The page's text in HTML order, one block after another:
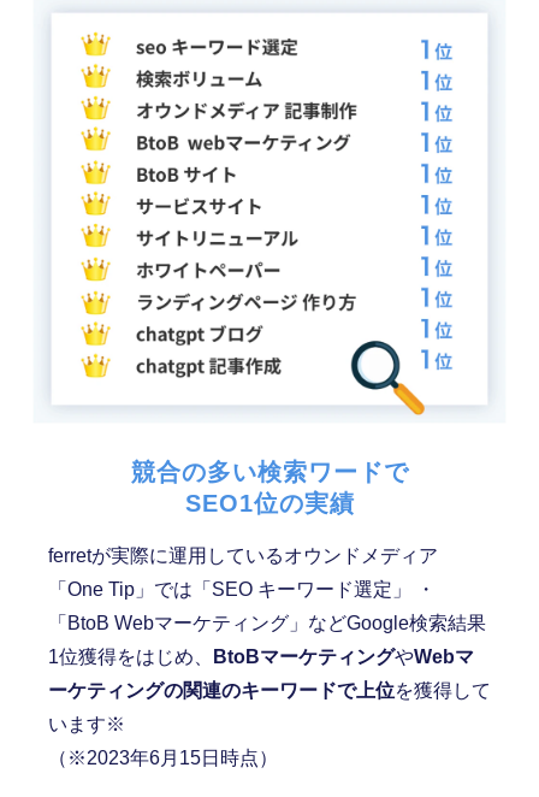
競合の多い検索ワードで
SEO1位の実績
ferretが実際に運用しているオウンドメディア
「One Tip」では「SEO キーワード選定」 ・
「BtoB Webマーケティング」などGoogle検索結果
1位獲得をはじめ、
BtoBマーケティングやWebマ
ーケティングの関連のキーワードで上位を獲得して
います※
（※2023年6月15日時点）